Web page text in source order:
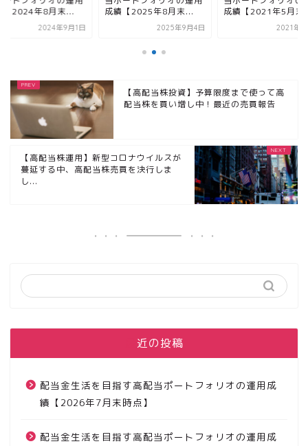
【2025年8月末...
2025年9月4日
成績【2021年5月末...
2021年6月3日
成績【2024年8月
2024年
【高配当株投資】予算限度まで使って高
配当株を買い増し中！最近の売買報告
【高配当株運用】新型コロナウイルスが
蔓延する中、高配当株売買を決行しま
し...
最近の投稿
配当金生活を目指す高配当ポートフォリオの運用成
績【2026年7月末時点】
配当金生活を目指す高配当ポートフォリオの運用成